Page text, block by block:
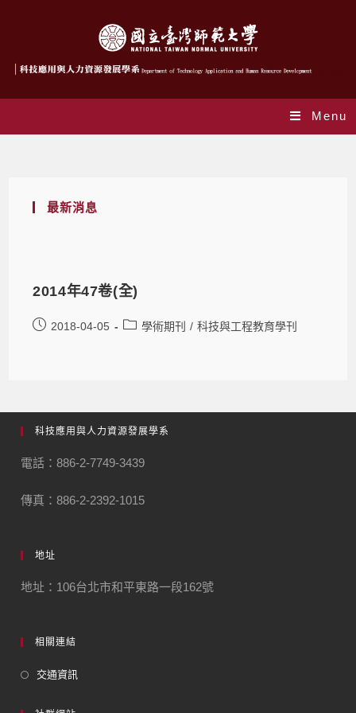
Menu
最新消息
2014年47卷(全)
2018-04-05 學術期刊 / 科技與工程教育學刊
科技應用與人力資源發展學系
電話：886-2-7749-3439
傳真：886-2-2392-1015
地址
地址：106台北市和平東路一段162號
相關連結
交通資訊